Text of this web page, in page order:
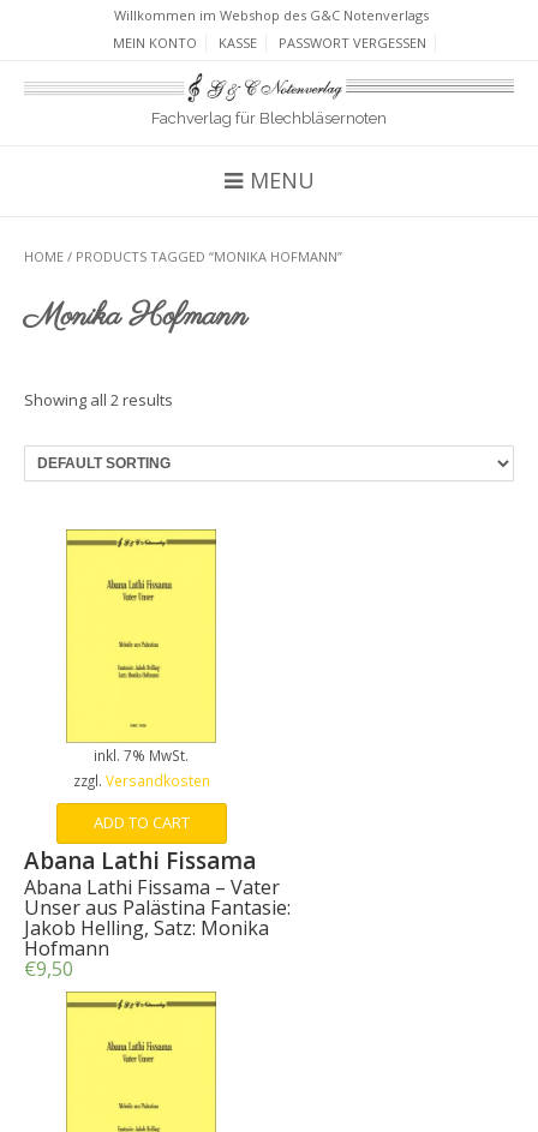
Willkommen im Webshop des G&C Notenverlags
MEIN KONTO
KASSE PASSWORT VERGESSEN
Fachverlag für Blechbläsernoten
MENU
HOME / PRODUCTS TAGGED “MONIKA HOFMANN”
Monika Hofmann
Showing all 2 results
inkl. 7% MwSt.
zzgl. Versandkosten
ADD TO CART
Abana Lathi Fissama
Abana Lathi Fissama – Vater
Unser aus Palästina Fantasie:
Jakob Helling, Satz: Monika
Hofmann
€9,50